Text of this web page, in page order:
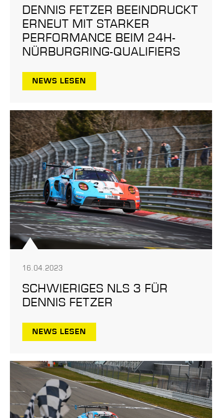
DENNIS FETZER BEEINDRUCKT
ERNEUT MIT STARKER
PERFORMANCE BEIM 24H-
NÜRBURGRING-QUALIFIERS
NEWS LESEN
16.04.2023
SCHWIERIGES NLS 3 FÜR
DENNIS FETZER
NEWS LESEN